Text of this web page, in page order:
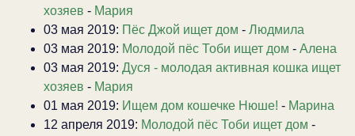
хозяев - Мария
03 мая 2019: Пёс Джой ищет дом - Людмила
03 мая 2019: Молодой пёс Тоби ищет дом - Алена
03 мая 2019: Дуся - молодая активная кошка ищет
хозяев - Мария
01 мая 2019: Ищем дом кошечке Нюше! - Марина
12 апреля 2019: Молодой пёс Тоби ищет дом -